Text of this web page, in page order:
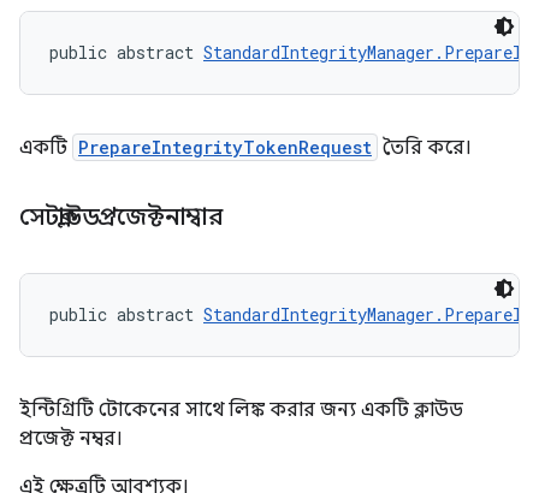
public abstract
একটি PrepareIntegrityTokenRequest তৈরি করে।
সেটক্লাউডপ্রজেক্টনাম্বার
public abstract
ইন্টিগ্রিটি টোকেনের সাথে লিঙ্ক করার জন্য একটি ক্লাউড
প্রজেক্ট নম্বর।
এই ক্ষেত্রটি আবশ্যক।